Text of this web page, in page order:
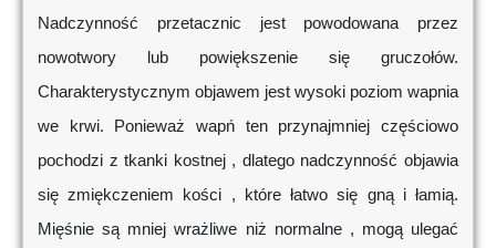
Nadczynność przetacznic jest powodowana przez
nowotwory lub powiększenie się gruczołów.
Charakterystycznym objawem jest wysoki poziom wapnia
we krwi. Ponieważ wapń ten przynajmniej częściowo
pochodzi z tkanki kostnej , dlatego nadczynność objawia
się zmiękczeniem kości , które łatwo się gną i łamią.
Mięśnie są mniej wrażliwe niż normalne , mogą ulegać